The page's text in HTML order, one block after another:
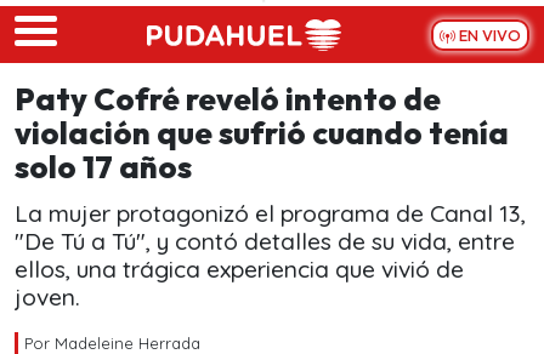
Skip to main content
EN VIVO
Paty Cofré reveló intento de
violación que sufrió cuando tenía
solo 17 años
La mujer protagonizó el programa de Canal 13,
"De Tú a Tú", y contó detalles de su vida, entre
ellos, una trágica experiencia que vivió de
joven.
Por Madeleine Herrada